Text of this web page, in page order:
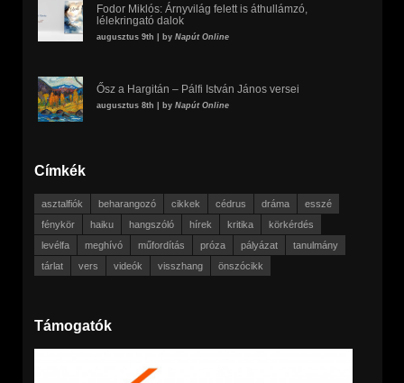
Fodor Miklós: Árnyvilág felett is áthullámzó,
lélekringató dalok
augusztus 9th | by Napút Online
Ősz a Hargitán – Pálfi István János versei
augusztus 8th | by Napút Online
Címkék
asztalfiók beharangozó cikkek cédrus dráma
esszé
fénykör
haiku hangszóló hírek kritika
körkérdés
levélfa
meghívó műfordítás próza pályázat
tanulmány
tárlat
vers videók visszhang önszócikk
Támogatók